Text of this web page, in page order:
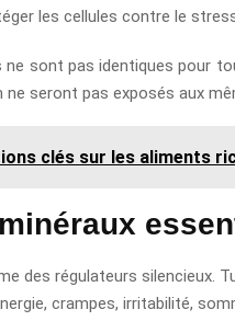
les cellules contre le
ne sont pas identiques pour
seront pas exposés aux
clés sur les aliments
des régulateurs silencieux.
crampes, irritabilité,